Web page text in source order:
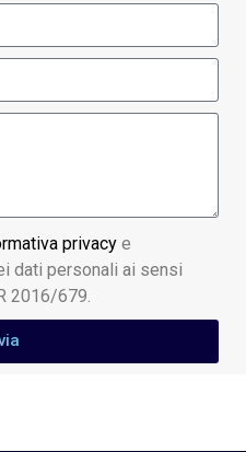
privacy e
dati personali ai sensi
2016/679.